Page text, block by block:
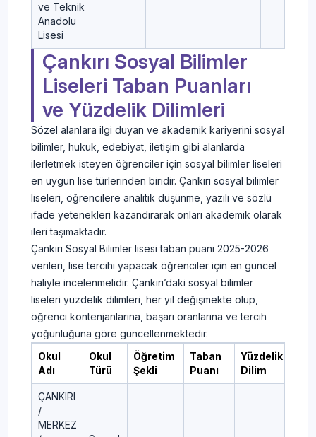
ve Teknik
Anadolu
Lisesi
Çankırı Sosyal Bilimler
Liseleri Taban Puanları
ve Yüzdelik Dilimleri
Sözel alanlara ilgi duyan ve akademik kariyerini sosyal
bilimler, hukuk, edebiyat, iletişim gibi alanlarda
ilerletmek isteyen öğrenciler için sosyal bilimler liseleri
en uygun lise türlerinden biridir. Çankırı sosyal bilimler
liseleri, öğrencilere analitik düşünme, yazılı ve sözlü
ifade yetenekleri kazandırarak onları akademik olarak
ileri taşımaktadır.
Çankırı Sosyal Bilimler lisesi taban puanı 2025-2026
verileri, lise tercihi yapacak öğrenciler için en güncel
haliyle incelenmelidir. Çankırı’daki sosyal bilimler
liseleri yüzdelik dilimleri, her yıl değişmekte olup,
öğrenci kontenjanlarına, başarı oranlarına ve tercih
yoğunluğuna göre güncellenmektedir.
Okul
Adı
Okul
Türü
Öğretim
Şekli
Taban
Puanı
Yüzdelik
Dilim
ÇANKIRI
/
MERKEZ